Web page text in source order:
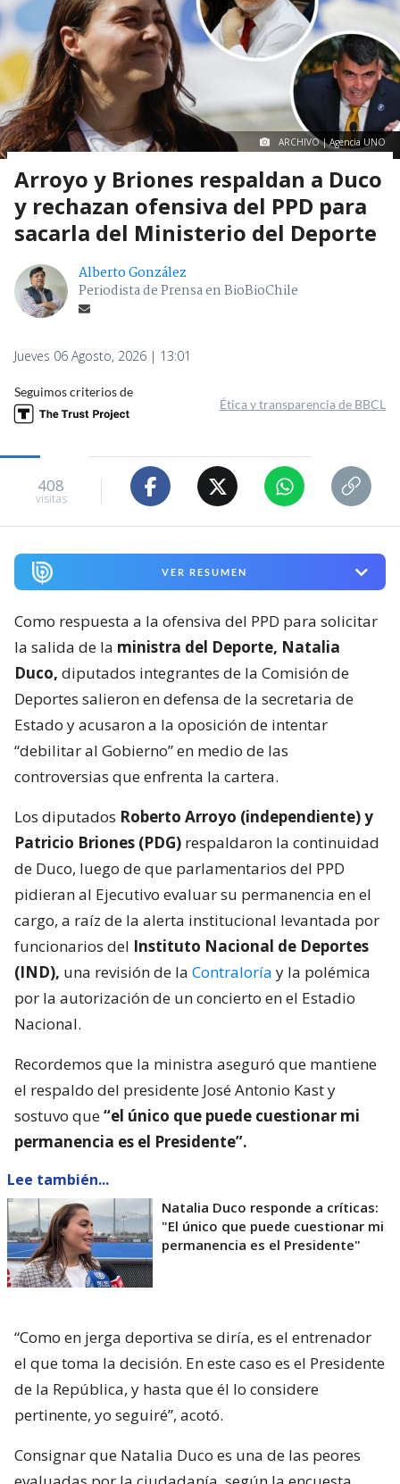
ARCHIVO | Agencia UNO
Arroyo y Briones respaldan a Duco
y rechazan ofensiva del PPD para
sacarla del Ministerio del Deporte
Alberto González
Periodista de Prensa en BioBioChile
Jueves 06 Agosto, 2026 | 13:01
Seguimos criterios de
Ética y transparencia de BBCL
408
visitas
VER RESUMEN
Como respuesta a la ofensiva del PPD para solicitar
la salida de la ministra del Deporte, Natalia
Duco, diputados integrantes de la Comisión de
Deportes salieron en defensa de la secretaria de
Estado y acusaron a la oposición de intentar
“debilitar al Gobierno” en medio de las
controversias que enfrenta la cartera.
Los diputados Roberto Arroyo (independiente) y
Patricio Briones (PDG) respaldaron la continuidad
de Duco, luego de que parlamentarios del PPD
pidieran al Ejecutivo evaluar su permanencia en el
cargo, a raíz de la alerta institucional levantada por
funcionarios del Instituto Nacional de Deportes
(IND), una revisión de la Contraloría y la polémica
por la autorización de un concierto en el Estadio
Nacional.
Recordemos que la ministra aseguró que mantiene
el respaldo del presidente José Antonio Kast y
sostuvo que“el único que puede cuestionar mi
permanencia es el Presidente”.
Lee también...
Natalia Duco responde a críticas:
"El único que puede cuestionar mi
permanencia es el Presidente"
“Como en jerga deportiva se diría, es el entrenador
el que toma la decisión. En este caso es el Presidente
de la República, y hasta que él lo considere
pertinente, yo seguiré”, acotó.
Consignar que Natalia Duco es una de las peores